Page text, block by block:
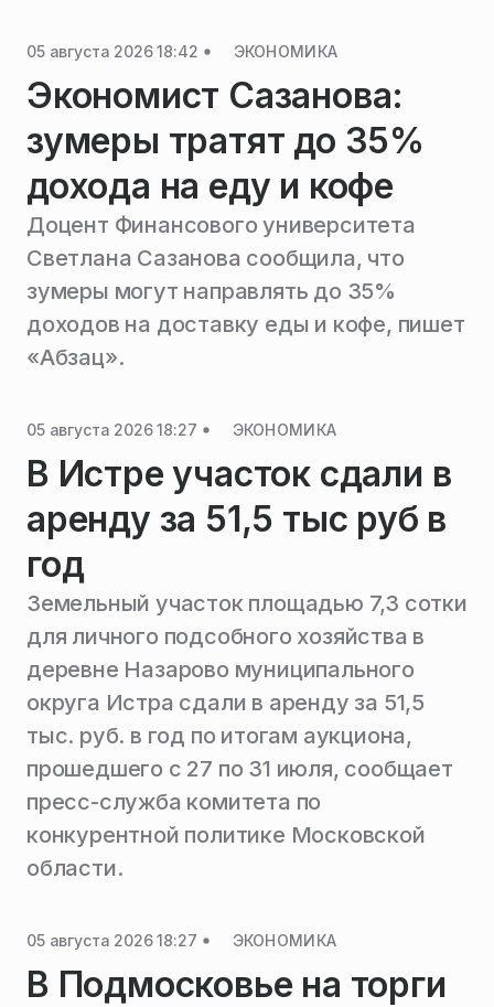
05 августа 2026 18:42 ЭКОНОМИКА
Экономист Сазанова:
зумеры тратят до 35%
дохода на еду и кофе
Доцент Финансового университета
Светлана Сазанова сообщила, что
зумеры могут направлять до 35%
доходов на доставку еды и кофе, пишет
«Абзац».
05 августа 2026 18:27 ЭКОНОМИКА
В Истре участок сдали в
аренду за 51,5 тыс руб в
год
Земельный участок площадью 7,3 сотки
для личного подсобного хозяйства в
деревне Назарово муниципального
округа Истра сдали в аренду за 51,5
тыс. руб. в год по итогам аукциона,
прошедшего с 27 по 31 июля, сообщает
пресс-служба комитета по
конкурентной политике Московской
области.
05 августа 2026 18:27 ЭКОНОМИКА
В Подмосковье на торги